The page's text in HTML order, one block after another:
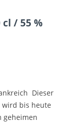
cl / 55 %
Dieser
bis heute
geheimen